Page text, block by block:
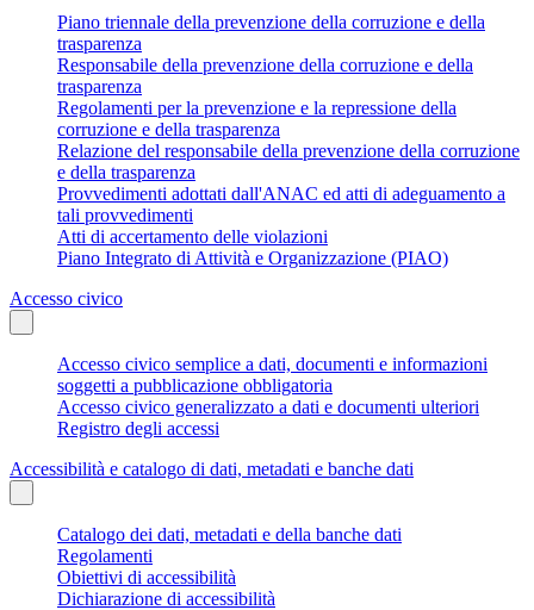
Piano triennale della prevenzione della corruzione e della
trasparenza
Responsabile della prevenzione della corruzione e della
trasparenza
Regolamenti per la prevenzione e la repressione della
corruzione e della trasparenza
Relazione del responsabile della prevenzione della corruzione
e della trasparenza
Provvedimenti adottati dall'ANAC ed atti di adeguamento a
tali provvedimenti
Atti di accertamento delle violazioni
Piano Integrato di Attività e Organizzazione (PIAO)
Accesso civico
Accesso civico semplice a dati, documenti e informazioni
soggetti a pubblicazione obbligatoria
Accesso civico generalizzato a dati e documenti ulteriori
Registro degli accessi
Accessibilità e catalogo di dati, metadati e banche dati
Catalogo dei dati, metadati e della banche dati
Regolamenti
Obiettivi di accessibilità
Dichiarazione di accessibilità